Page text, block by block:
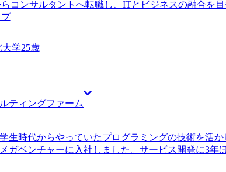
サル転職には活きにくい経験でした。このため早
かったです。 24歳という年齢で転職できたことで、
取れる選択肢も一気に減っていたと思います。 山中
とです。実際に私が行きたいと思っていたファーム
ある方でも採用されにくいぐらい難関のファームで
難しいポジションでした。 当然のように書類審査で
ルティングファームでしっかりと経験を積んでから
転職前は年収350万円、転職後は年収400万円になり
、市場価値は異なるということを学べたのが今回の
す。一方でコンサルティングファームは、社内から
近いので、まずはプロモーションを目指して業務に
転職に成功した知人も複数いたことで視野に入れ
グファーム全般として近年WLBが改善され、キャリ
関して詳しく教えて頂き、内情に精通している方だ
業界でWLBが重視され始めているというのは何とな
善されているのか、どのように実現しているのかと
ができ、非常に納得感がありました。他のエージェ
と確信したので、松代さんにご支援いただきコンサ
ることを決めました。 どのファームもWLB重視とい
が、その中でより働きやすいファームをプロの目線
、松代さんの知識の豊富さに驚きました。 自分の想
ファームが多く、多様な選択肢の中から意思決定
コンサルタントへ転職し、ITとビジネスの融合を目
大学25歳
ティングファーム
生時代からやっていたプログラミングの技術を活か
ガベンチャーに入社しました。サービス開発に3年